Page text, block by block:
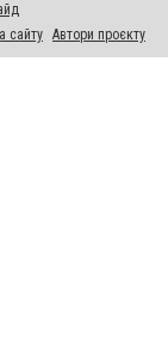
сайту Автори проєкту